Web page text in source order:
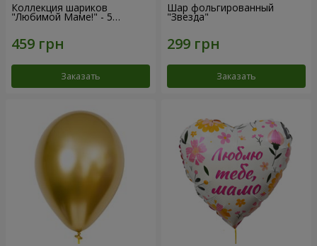
Коллекция шариков
"Любимой Маме!" - 5
Заказать
Шар фольгированный
"Звезда"
Заказать